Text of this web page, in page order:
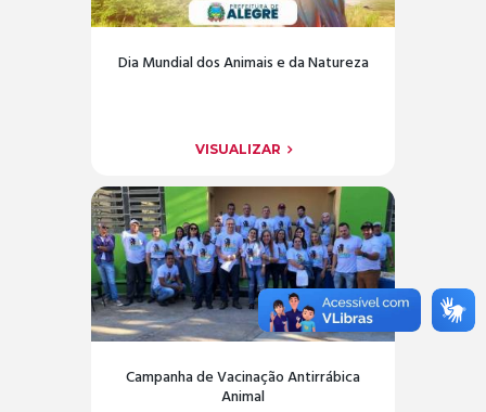
Dia Mundial dos Animais e da Natureza
VISUALIZAR
Campanha de Vacinação Antirrábica
Animal